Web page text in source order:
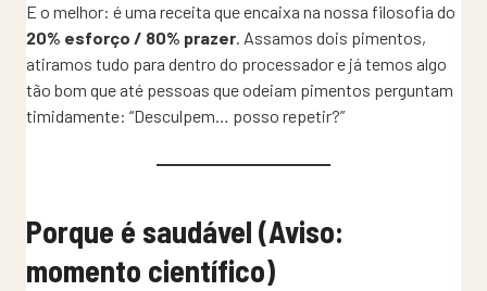
E o melhor: é uma receita que encaixa na nossa filosofia do
20% esforço / 80% prazer. Assamos dois pimentos,
atiramos tudo para dentro do processador e já temos algo
tão bom que até pessoas que odeiam pimentos perguntam
timidamente: “Desculpem… posso repetir?”
Porque é saudável (Aviso:
momento científico)